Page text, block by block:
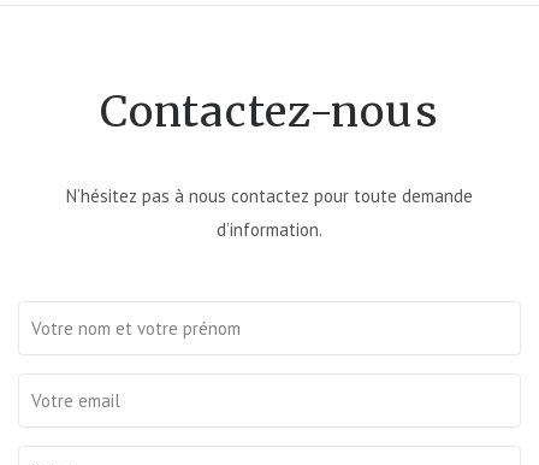
Contactez-nous
N’hésitez pas à nous contactez pour toute demande
d’information.